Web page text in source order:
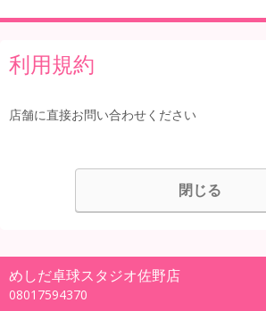
利用規約
店舗に直接お問い合わせください
閉じる
めしだ卓球スタジオ佐野店
08017594370